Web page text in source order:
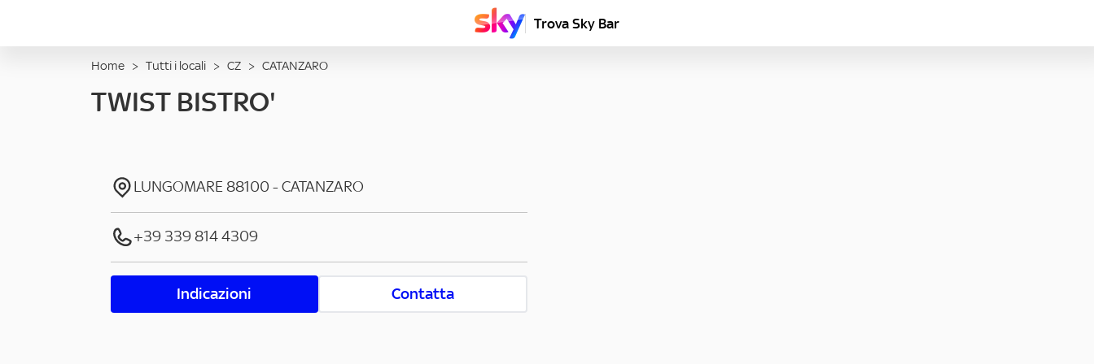
Trova Sky Bar
Home > Tutti i locali > CZ > CATANZARO
TWIST BISTRO'
LUNGOMARE88100 -CATANZARO
+39 339 814 4309
Indicazioni Contatta